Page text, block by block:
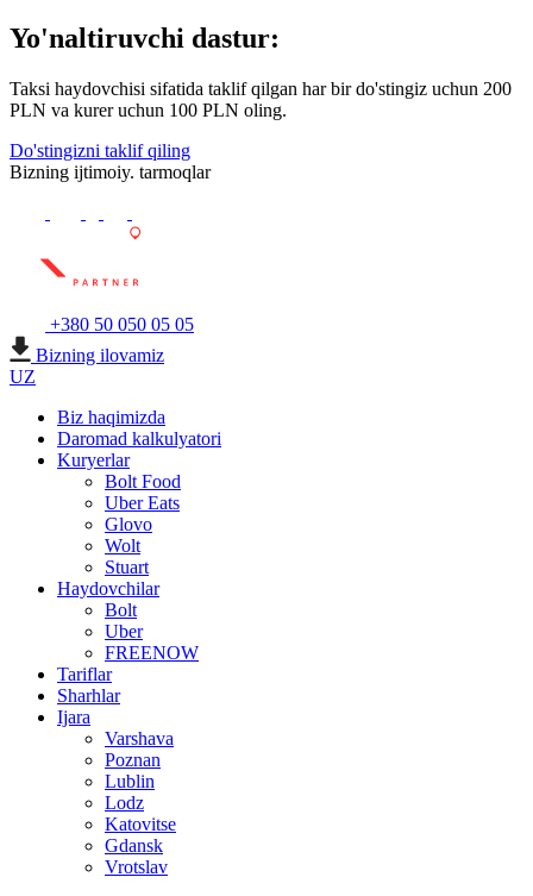
Yo'naltiruvchi dastur:
Taksi haydovchisi sifatida taklif qilgan har bir do'stingiz uchun 200
PLN va kurer uchun 100 PLN oling.
Do'stingizni taklif qiling
Bizning ijtimoiy. tarmoqlar
+380 50 050 05 05
Bizning ilovamiz
UZ
Biz haqimizda
Daromad kalkulyatori
Kuryerlar
Bolt Food
Uber Eats
Glovo
Wolt
Stuart
Haydovchilar
Bolt
Uber
FREENOW
Tariflar
Sharhlar
Ijara
Varshava
Poznan
Lublin
Lodz
Katovitse
Gdansk
Vrotslav